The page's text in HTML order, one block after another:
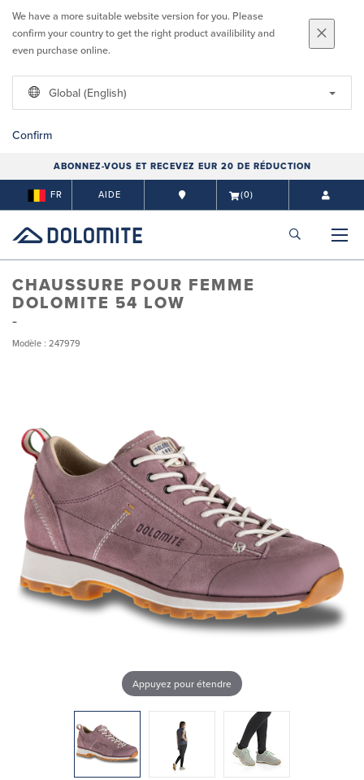
We have a more suitable website version for you. Please
confirm your country to get the right product availibility and
even purchase online.
Global (English)
Confirm
ABONNEZ-VOUS ET RECEVEZ EUR 20 DE RÉDUCTION
FR AIDE (0)
CHAUSSURE POUR FEMME
DOLOMITE 54 LOW
Modèle : 247979
Appuyez pour étendre